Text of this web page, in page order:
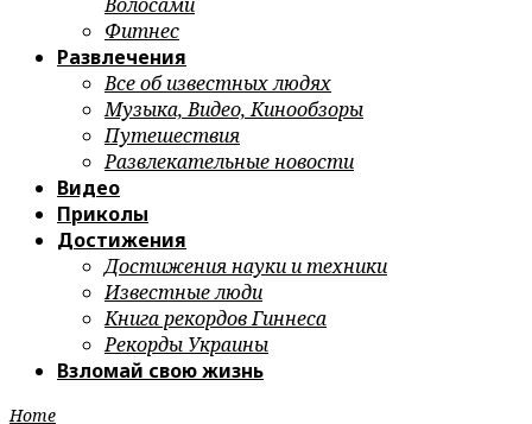
Фитнес
Развлечения
Все об известных людях
Музыка, Видео, Кинообзоры
Путешествия
Развлекательные новости
Видео
Приколы
Достижения
Достижения науки и техники
Известные люди
Книга рекордов Гиннеса
Рекорды Украины
Взломай свою жизнь
Home